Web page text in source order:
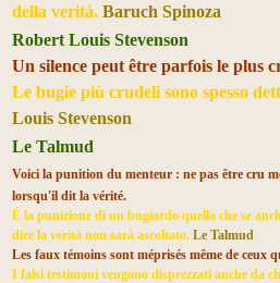
della verità. Baruch Spinoza
Robert Louis Stevenson
Un silence peut être parfois le plus
Le bugie più crudeli sono spesso
Louis Stevenson
Le Talmud
Voici la punition du menteur : ne pas être cru
lorsqu'il dit la vérité.
É la punizione di un bugiardo quella che se
dire la verità non sarà ascoltato. Le Talmud
Les faux témoins sont méprisés même de ceux
I falsi testimoni vengono disprezzati anche da